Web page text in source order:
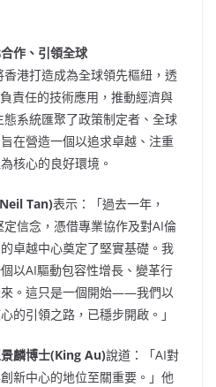
作、引領全球
港打造成為全球領先樞紐，透
責任的技術應用，推動經濟與
系統匯聚了政策制定者、全球
在營造一個以追求卓越、注重
核心的良好環境。
Neil Tan)表示：「過去一年，
信念，憑借專業協作及對AI倫
卓越中心奠定了堅實基礎。我
以AI驅動包容性增長、變革行
。這只是一個開始——我們以
的引領之路，已穩步開啟。」
麟博士(King Au)說道：「AI對
新中心的地位至關重要。」他